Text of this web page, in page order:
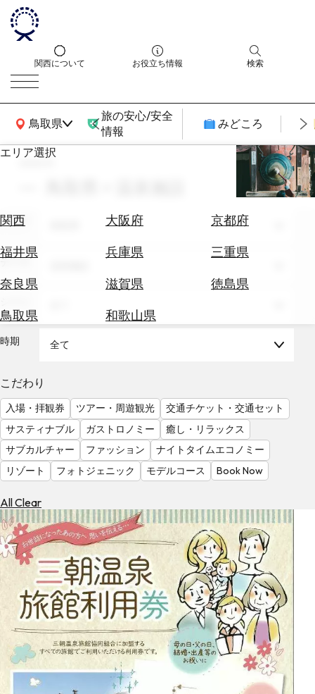
関西について お役立ち情報 検索
鳥取県
関西広域MAP
旅の安心/安全
情報
みどころ
エリア選択
関西 大阪府
京都府
福井県
兵庫県
三重県
奈良県
滋賀県
徳島県
鳥取県
和歌山県
エ
券
テ
を
調
べ
る
天
気
を
見
る
search
エリア
テーマ
時期 全て
こだわり
入場・拝観券 ツアー・周遊観光
交通チケット・交通セット
サスティナブル
ガストロノミー
癒し・リラックス
サブカルチャー
ファッション
ナイトタイムエコノミー
リゾート
フォトジェニック モデルコース Book Now
All Clear